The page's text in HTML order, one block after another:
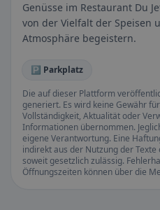
Genüsse im Restaurant Du
von der Vielfalt der Speisen
Atmosphäre begeistern.
🅿️ Parkplatz
Die auf dieser Plattform
generiert. Es wird keine Gewähr
Vollständigkeit, Aktualität oder
Informationen übernommen.
eigene Verantwortung. Eine
indirekt aus der Nutzung der
soweit gesetzlich zulässig.
Öffnungszeiten können über die